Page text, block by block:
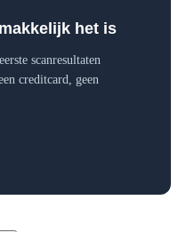
het is
scanresultaten
creditcard, geen